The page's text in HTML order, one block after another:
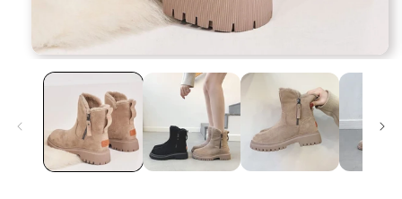
Ouvrir
fenêtre
modale